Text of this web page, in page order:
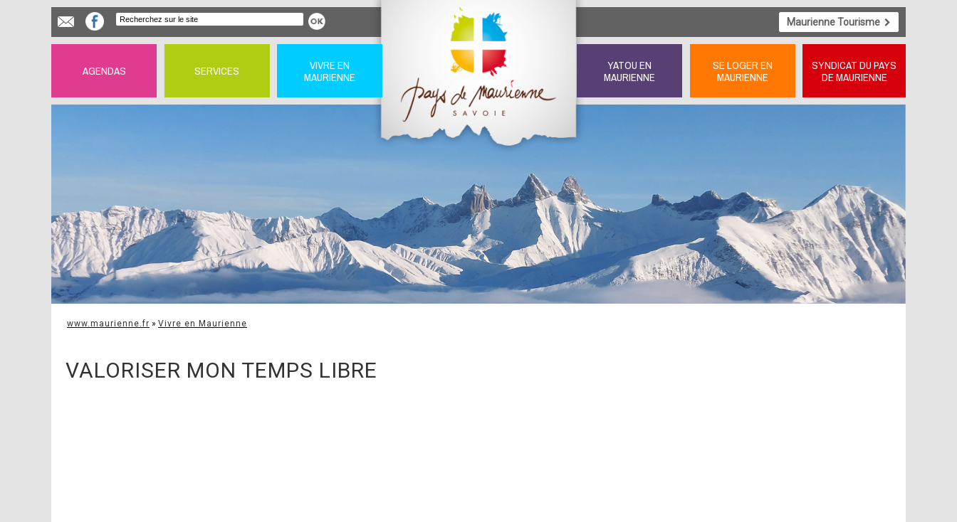
Maurienne Tourisme
AGENDAS SERVICES
VIVRE EN
MAURIENNE
YATOU EN
MAURIENNE
SE LOGER EN
MAURIENNE
SYNDICAT DU PAYS
DE MAURIENNE
www.maurienne.fr » Vivre en Maurienne
VALORISER MON TEMPS LIBRE